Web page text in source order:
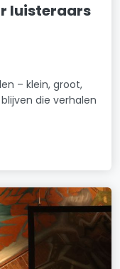
luisteraars
– klein, groot,
die verhalen